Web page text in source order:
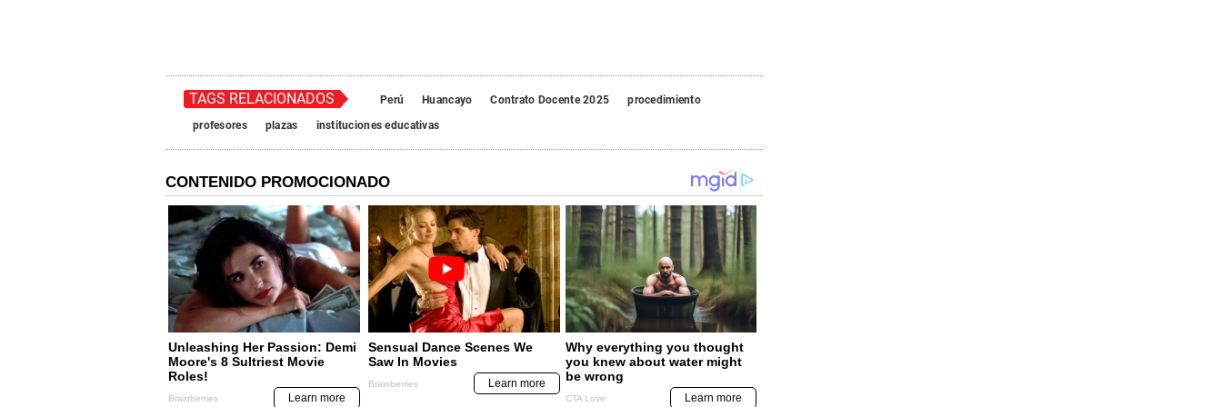
TAGS RELACIONADOS Perú Huancayo Contrato Docente 2025
procedimiento
profesores
plazas instituciones educativas